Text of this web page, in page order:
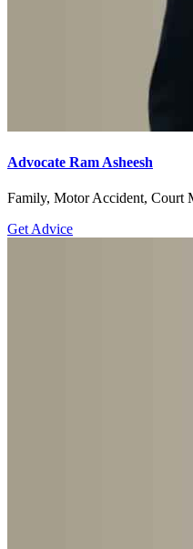
Advocate Ram Asheesh
Family, Motor Accident, Court
Get Advice